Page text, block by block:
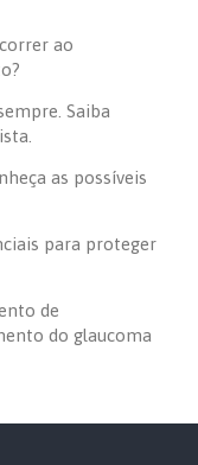
ao
Saiba
as possíveis
para proteger
de
do glaucoma